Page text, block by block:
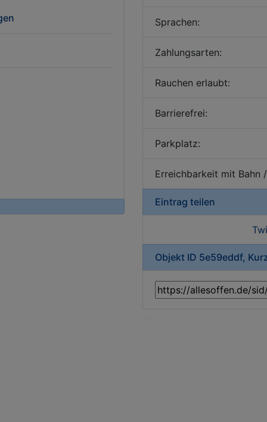
Sprachen:
Zahlungsarten:
Rauchen erlaubt:
Barrierefrei:
Parkplatz:
Erreichbarkeit mit Bahn
Eintrag teilen
Objekt ID 5e59eddf,